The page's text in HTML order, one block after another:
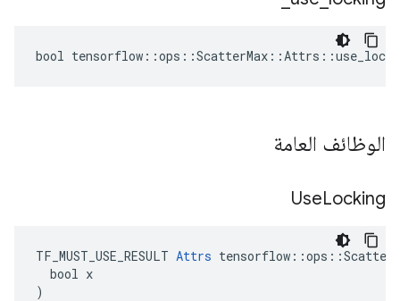
bool
الوظائف العامة
UseLocking
TF_MUST_USE_RESULT Attrs
  bool x
)